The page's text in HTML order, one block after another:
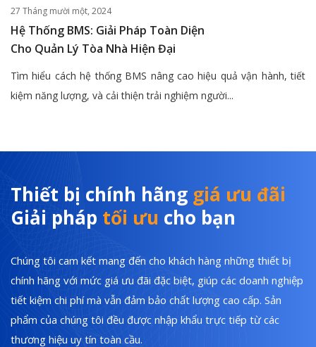
27 Tháng mười một, 2024
Hệ Thống BMS: Giải Pháp Toàn Diện
Cho Quản Lý Tòa Nhà Hiện Đại
Tìm hiểu cách hệ thống BMS nâng cao hiệu quả vận hành, tiết
kiệm năng lượng, và cải thiện trải nghiệm người...
Thiết bị chính hãng giá ưu đãi
Giải pháp tối ưu cho bạn
Chúng tôi cam kết mang đến cho khách hàng những thiết bị
chính hãng với mức giá ưu đãi đặc biệt, giúp các doanh nghiệp
tiết kiệm chi phí mà vẫn đảm bảo chất lượng cao cấp. Sản
phẩm của chúng tôi đều được nhập khẩu trực tiếp từ các
thương hiệu uy tín toàn cầu.